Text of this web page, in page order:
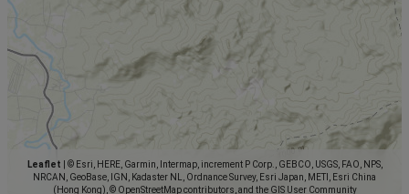
Leaflet
© Esri, HERE, Garmin, Intermap, increment P Corp., GEBCO, USGS, FAO, NPS,
NRCAN, GeoBase, IGN, Kadaster NL, Ordnance Survey, Esri Japan, METI, Esri China
(Hong Kong), © OpenStreetMap contributors, and the GIS User Community